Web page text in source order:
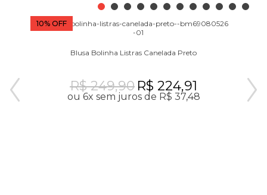
Blusa Bolinha Listras Canelada Preto
R$ 249,90 R$ 224,91
ou 6x sem juros de R$ 37,48
10% OFF